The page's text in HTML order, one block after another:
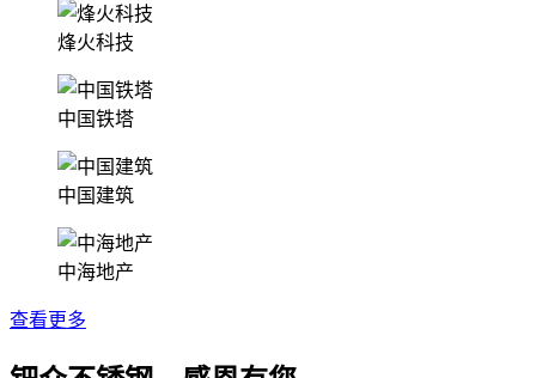
烽火科技
中国铁塔
中国建筑
中海地产
查看更多